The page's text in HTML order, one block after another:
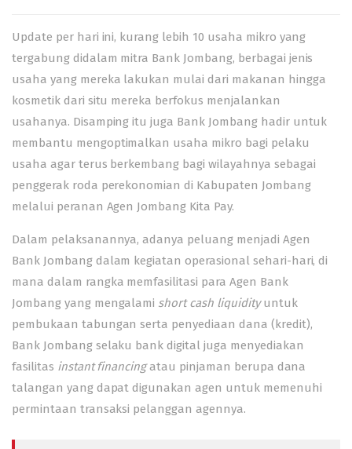
Update per hari ini, kurang lebih 10 usaha mikro yang
tergabung didalam mitra Bank Jombang, berbagai jenis
usaha yang mereka lakukan mulai dari makanan hingga
kosmetik dari situ mereka berfokus menjalankan
usahanya. Disamping itu juga Bank Jombang hadir untuk
membantu mengoptimalkan usaha mikro bagi pelaku
usaha agar terus berkembang bagi wilayahnya sebagai
penggerak roda perekonomian di Kabupaten Jombang
melalui peranan Agen Jombang Kita Pay.
Dalam pelaksanannya, adanya peluang menjadi Agen
Bank Jombang dalam kegiatan operasional sehari-hari, di
mana dalam rangka memfasilitasi para Agen Bank
Jombang yang mengalami short cash liquidityuntuk
pembukaan tabungan serta penyediaan dana (kredit),
Bank Jombang selaku bank digital juga menyediakan
fasilitas instant financingatau pinjaman berupa dana
talangan yang dapat digunakan agen untuk memenuhi
permintaan transaksi pelanggan agennya.